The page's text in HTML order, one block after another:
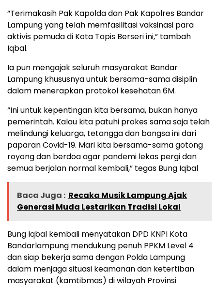
“Terimakasih Pak Kapolda dan Pak Kapolres Bandar
Lampung yang telah memfasilitasi vaksinasi para
aktivis pemuda di Kota Tapis Berseri ini,” tambah
Iqbal.
Ia pun mengajak seluruh masyarakat Bandar
Lampung khususnya untuk bersama-sama disiplin
dalam menerapkan protokol kesehatan 6M.
“Ini untuk kepentingan kita bersama, bukan hanya
pemerintah. Kalau kita patuhi prokes sama saja telah
melindungi keluarga, tetangga dan bangsa ini dari
paparan Covid-19. Mari kita bersama-sama gotong
royong dan berdoa agar pandemi lekas pergi dan
semua berjalan normal kembali,” tegas Bung Iqbal
Baca Juga : Recaka Musik Lampung Ajak
Generasi Muda Lestarikan Tradisi Lokal
Bung Iqbal kembali menyatakan DPD KNPI Kota
Bandarlampung mendukung penuh PPKM Level 4
dan siap bekerja sama dengan Polda Lampung
dalam menjaga situasi keamanan dan ketertiban
masyarakat (kamtibmas) di wilayah Provinsi